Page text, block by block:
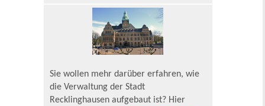
Sie wollen mehr darüber erfahren, wie
die Verwaltung der Stadt
Recklinghausen aufgebaut ist? Hier